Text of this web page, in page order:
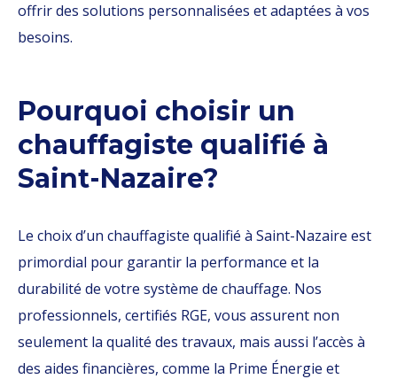
offrir des solutions personnalisées et adaptées à vos
besoins.
Pourquoi choisir un
chauffagiste qualifié à
Saint-Nazaire?
Le choix d’un chauffagiste qualifié à Saint-Nazaire est
primordial pour garantir la performance et la
durabilité de votre système de chauffage. Nos
professionnels, certifiés RGE, vous assurent non
seulement la qualité des travaux, mais aussi l’accès à
des aides financières, comme la Prime Énergie et